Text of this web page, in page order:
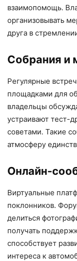
взаимопомощь.
организовывать
друга в
Собрания и
Регулярные
площадками для
владельцы
устраивают тест-
советами. Такие
атмосферу
Онлайн-
Виртуальные
поклонников.
делиться
получать
способствует
интереса к